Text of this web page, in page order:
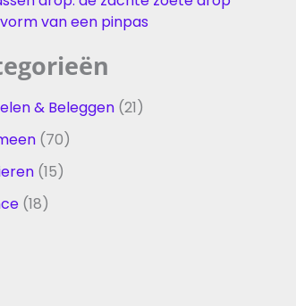
van een pinpas
& Beleggen (21)
(70)
(15)
(18)